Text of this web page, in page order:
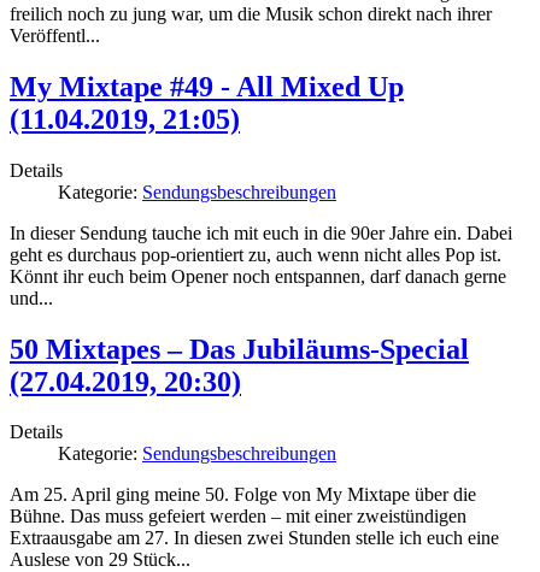
freilich noch zu jung war, um die Musik schon direkt nach ihrer
Veröffentl...
My Mixtape #49 - All Mixed Up
(11.04.2019, 21:05)
Details
Kategorie: Sendungsbeschreibungen
In dieser Sendung tauche ich mit euch in die 90er Jahre ein. Dabei
geht es durchaus pop-orientiert zu, auch wenn nicht alles Pop ist.
Könnt ihr euch beim Opener noch entspannen, darf danach gerne
und...
50 Mixtapes – Das Jubiläums-Special
(27.04.2019, 20:30)
Details
Kategorie: Sendungsbeschreibungen
Am 25. April ging meine 50. Folge von My Mixtape über die
Bühne. Das muss gefeiert werden – mit einer zweistündigen
Extraausgabe am 27. In diesen zwei Stunden stelle ich euch eine
Auslese von 29 Stück...